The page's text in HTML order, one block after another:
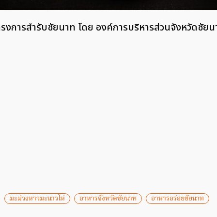
งการสำรับชัยนาท โดย องค์การบริหารส่วนจังหวัดชัย
มะม่วงหาวมะนาวโห่ อาหารจังหวัดชัยนาท อาหารอร่อยชัยนาท